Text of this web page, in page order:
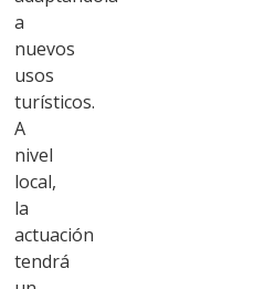
a
nuevos
usos
turísticos.
A
nivel
local,
la
actuación
tendrá